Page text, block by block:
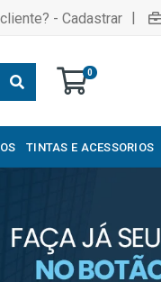
- Cadastrar |
0
TINTAS E ACESSORIOS